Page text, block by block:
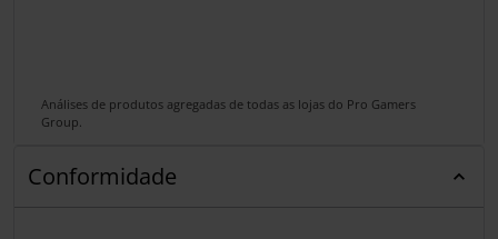
Análises de produtos agregadas de todas as lojas do Pro Gamers
Group.
Conformidade